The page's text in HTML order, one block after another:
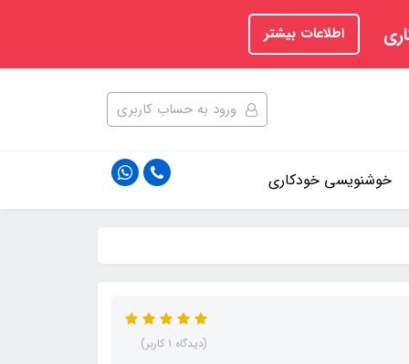
اطلاعات بیشتر
ورود به حساب کاربری
خوشنویسی خودکاری
(دیدگاه 1 کاربر)